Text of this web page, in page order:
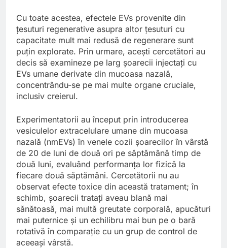
Cu toate acestea, efectele EVs provenite din
țesuturi regenerative asupra altor țesuturi cu
capacitate mult mai redusă de regenerare sunt
puțin explorate. Prin urmare, acești cercetători au
decis să examineze pe larg șoarecii injectați cu
EVs umane derivate din mucoasa nazală,
concentrându-se pe mai multe organe cruciale,
inclusiv creierul.
Experimentatorii au început prin introducerea
vesiculelor extracelulare umane din mucoasa
nazală (nmEVs) în venele cozii șoarecilor în vârstă
de 20 de luni de două ori pe săptămână timp de
două luni, evaluând performanța lor fizică la
fiecare două săptămâni. Cercetătorii nu au
observat efecte toxice din această tratament; în
schimb, șoarecii tratați aveau blană mai
sănătoasă, mai multă greutate corporală, apucături
mai puternice și un echilibru mai bun pe o bară
rotativă în comparație cu un grup de control de
aceeași vârstă.